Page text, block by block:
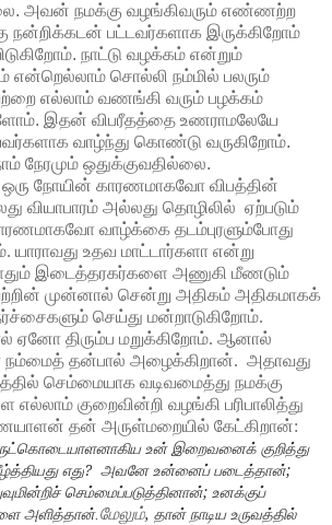
அவன் நமக்கு வழங்கிவரும் எண்ணற்ற
நன்றிக்கடன் பட்டவர்களாக இருக்கிறோம்
நாட்டு வழக்கம் என்றும்
சொல்லி நம்மில் பலரும்
எல்லாம் வணங்கி வரும் பழக்கம்
இதன் விபரீதத்தை உணராமலேயே
வாழ்ந்து கொண்டு வருகிறோம்.
நேரமும் ஒதுக்குவதில்லை.
நோயின் காரணமாகவோ விபத்தின்
வியாபாரம் அல்லது தொழிலில் ஏற்படும்
வாழ்க்கை தடம்புரளும்போது
யாராவது உதவ மாட்டார்களா என்று
இடைத்தரகர்களை அணுகி மீணடும்
முன்னால் சென்று அதிகம் அதிகமாகக்
செய்து மன்றாடுகிறோம்.
திரும்ப மறுக்கிறோம். ஆனால்
தன்பால் அழைக்கிறான். அதாவது
செம்மையாக வடிவமைத்து நமக்கு
குறைவின்றி வழங்கி பரிபாலித்து
தன் அருள்மறையில் கேட்கிறான்:
உன் இறைவனைக் குறித்து
எது? அவனே உன்னைப் படைத்தான்;
செம்மைப்படுத்தினான்; உனக்குப்
அளித்தான். மேலும், தான் நாடிய உருவத்தில்